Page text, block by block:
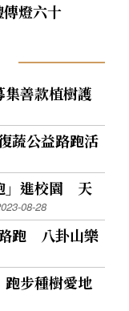
燈六十
善款植樹護
蔬公益路跑活
」進校園 天
08-28
跑 八卦山樂
步種樹愛地